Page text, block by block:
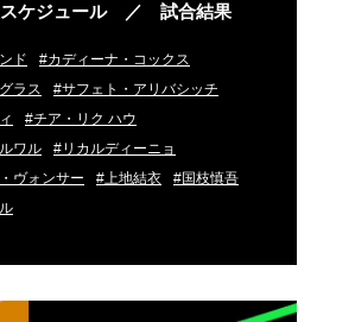
ケジュール ／ 試合結果
ド
#カディーナ・コックス
ラス
#サフェト・アリバシッチ
#チア・リク ハウ
ワル
#リカルディーニョ
ヴォンサー
#上地結衣
#国枝慎吾